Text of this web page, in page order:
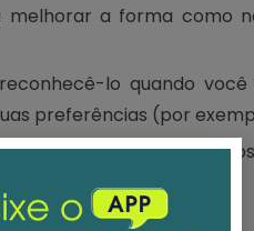
a forma como
lo quando
preferências (por
individuais que
Analytics: